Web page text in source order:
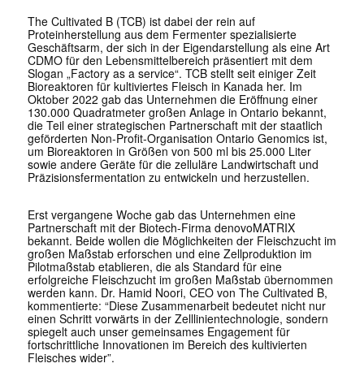
The Cultivated B (TCB) ist dabei der rein auf
Proteinherstellung aus dem Fermenter spezialisierte
Geschäftsarm, der sich in der Eigendarstellung als eine Art
CDMO für den Lebensmittelbereich präsentiert mit dem
Slogan „Factory as a service“. TCB stellt seit einiger Zeit
Bioreaktoren für kultiviertes Fleisch in Kanada her. Im
Oktober 2022 gab das Unternehmen die Eröffnung einer
130.000 Quadratmeter großen Anlage in Ontario bekannt,
die Teil einer strategischen Partnerschaft mit der staatlich
geförderten Non-Profit-Organisation Ontario Genomics ist,
um Bioreaktoren in Größen von 500 ml bis 25.000 Liter
sowie andere Geräte für die zelluläre Landwirtschaft und
Präzisionsfermentation zu entwickeln und herzustellen.
Erst vergangene Woche gab das Unternehmen eine
Partnerschaft mit der Biotech-Firma denovoMATRIX
bekannt. Beide wollen die Möglichkeiten der Fleischzucht im
großen Maßstab erforschen und eine Zellproduktion im
Pilotmaßstab etablieren, die als Standard für eine
erfolgreiche Fleischzucht im großen Maßstab übernommen
werden kann. Dr. Hamid Noori, CEO von The Cultivated B,
kommentierte: “Diese Zusammenarbeit bedeutet nicht nur
einen Schritt vorwärts in der Zelllinientechnologie, sondern
spiegelt auch unser gemeinsames Engagement für
fortschrittliche Innovationen im Bereich des kultivierten
Fleisches wider”.